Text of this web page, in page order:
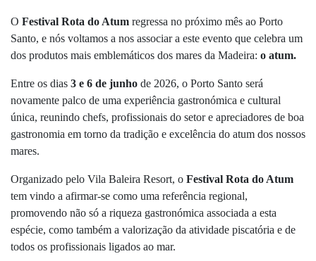
O Festival Rota do Atum regressa no próximo mês ao Porto
Santo, e nós voltamos a nos associar a este evento que celebra um
dos produtos mais emblemáticos dos mares da Madeira: o atum.
Entre os dias 3 e 6 de junho de 2026, o Porto Santo será
novamente palco de uma experiência gastronómica e cultural
única, reunindo chefs, profissionais do setor e apreciadores de boa
gastronomia em torno da tradição e excelência do atum dos nossos
mares.
Organizado pelo Vila Baleira Resort, o Festival Rota do Atum
tem vindo a afirmar-se como uma referência regional,
promovendo não só a riqueza gastronómica associada a esta
espécie, como também a valorização da atividade piscatória e de
todos os profissionais ligados ao mar.